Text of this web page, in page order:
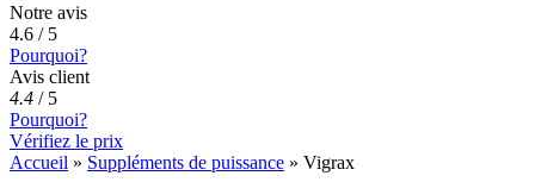
Notre avis
4.6 / 5
Pourquoi?
Avis client
4.4 / 5
Pourquoi?
Vérifiez le prix
Accueil » Suppléments de puissance » Vigrax